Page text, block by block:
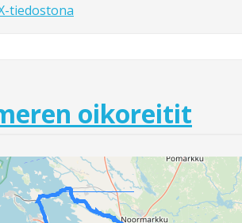
tiedostona
oikoreitit